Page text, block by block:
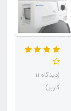
(دیدگاه 11
کاربر)